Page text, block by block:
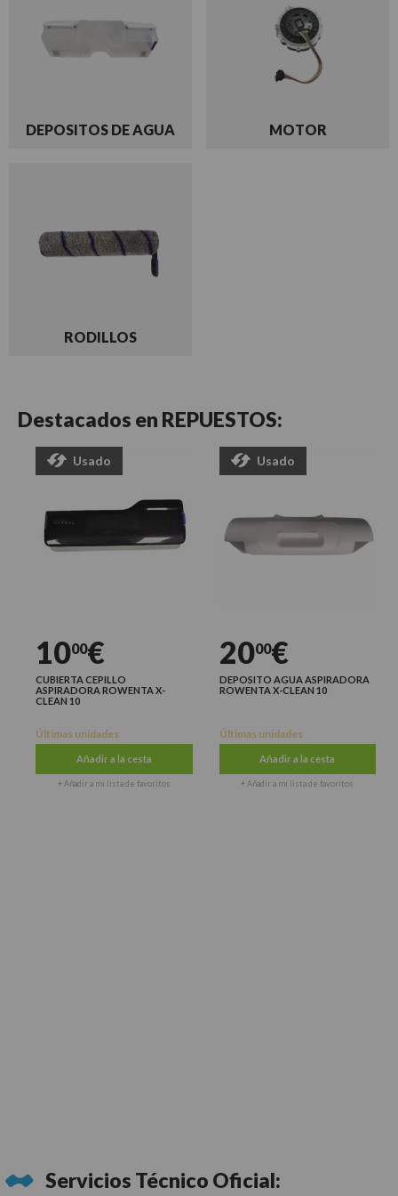
DEPOSITOS DE AGUA MOTOR
RODILLOS
Destacados en REPUESTOS:
Usado
1000€
CUBIERTA CEPILLO
ASPIRADORA ROWENTA X-
CLEAN 10
Últimas unidades
Añadir a la cesta
+ Añadir a mi lista de favoritos
Usado
2000€
DEPOSITO AGUA ASPIRADORA
ROWENTA X-CLEAN 10
Últimas unidades
Añadir a la cesta
+ Añadir a mi lista de favoritos
Servicios Técnico Oficial: